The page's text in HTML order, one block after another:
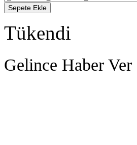
Sepete Ekle
Tükendi
Gelince Haber Ver